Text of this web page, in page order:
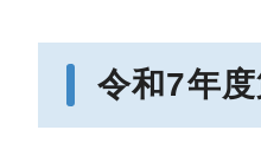
令和7年